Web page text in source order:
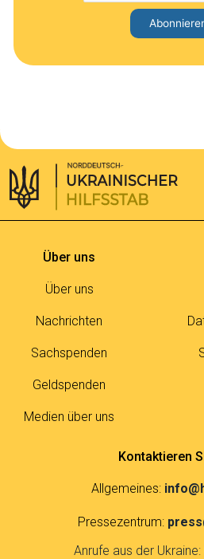
Über uns
Über uns
Nachrichten
Sachspenden
Geldspenden
Medien über uns
Kontaktieren
Allgemeines:
Pressezentrum:
Anrufe aus der Ukraine: